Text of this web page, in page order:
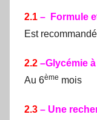
2.1 – Formule
Est
2.2 –Glycémie
Au 6ème mois
2.3 – Une